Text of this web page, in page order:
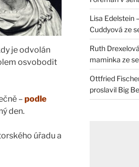
je odvolán
osvobodit
– podle
den.
úřadu a
Lisa Edelstein
Cuddyová ze
Ruth
maminka ze
Ottfried
proslavil Big